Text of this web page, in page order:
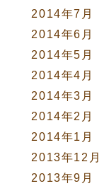
2014年7月
2014年6月
2014年5月
2014年4月
2014年3月
2014年2月
2014年1月
2013年12月
2013年9月